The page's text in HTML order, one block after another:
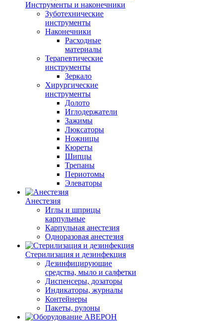
Инструменты и наконечники
Зуботехнические
инструменты
Наконечники
Расходные
материалы
Терапевтические
инструменты
Зеркало
Хирургические
инструменты
Долото
Иглодержатели
Зажимы
Люксаторы
Ножницы
Кюреты
Шипцы
Трепаны
Периотомы
Элеваторы
Анестезия
Иглы и шприцы
карпульные
Карпульная анестезия
Одноразовая анестезия
Стерилизация и дезинфекция
Дезинфицирующие
средства, мыло и салфетки
Диспенсеры, дозаторы
Индикаторы, журналы
Контейнеры
Пакеты, рулоны